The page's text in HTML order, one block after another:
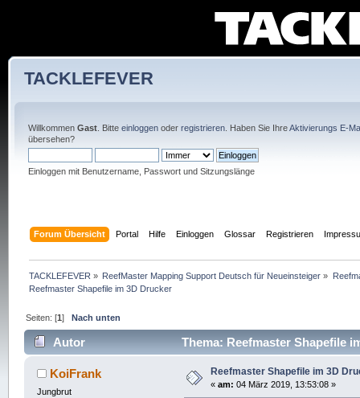
TACKLEFEVER
Willkommen Gast. Bitte einloggenoder registrieren. Haben Sie IhreAktivierungs E-
übersehen?
Einloggen mit Benutzername, Passwort und Sitzungslänge
Forum Übersicht Portal Hilfe Einloggen Glossar Registrieren
TACKLEFEVER » ReefMaster Mapping Support Deutsch für Neueinsteiger »
Reefmaster Shapefile im 3D Drucker
Seiten: [1]Nach unten
Autor Thema: Reefmaster Shapefile
KoiFrank
Jungbrut
Reefmaster Shapefile im 3D
« am: 04 März 2019, 13:53:08 »